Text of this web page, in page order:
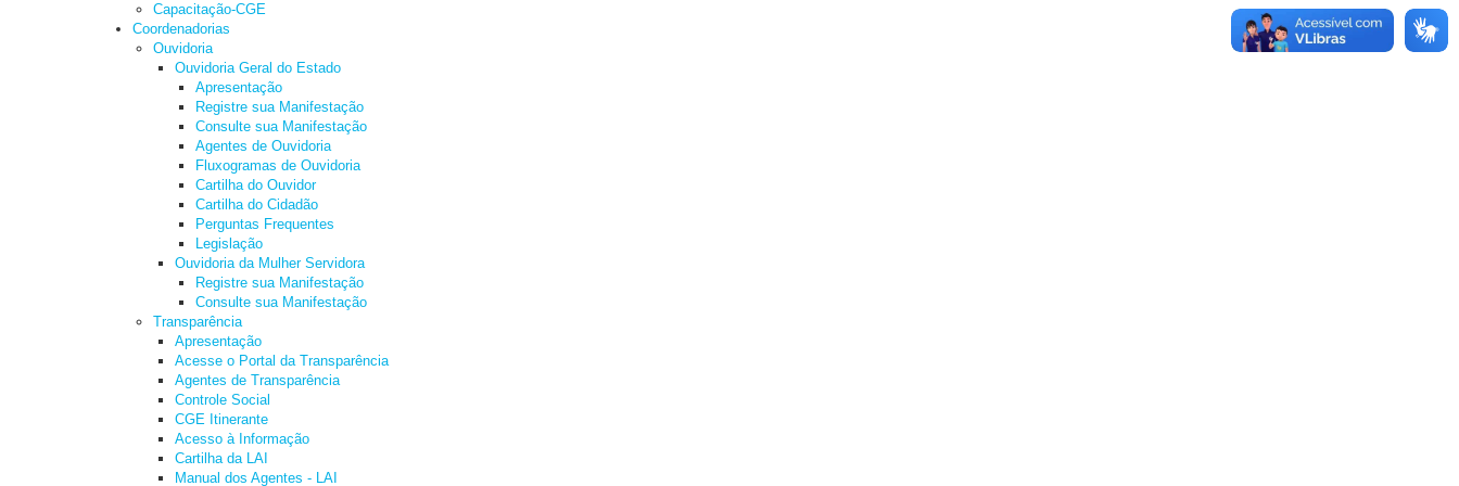
Capacitação-CGE
Coordenadorias
Ouvidoria
Ouvidoria Geral do Estado
Apresentação
Registre sua Manifestação
Consulte sua Manifestação
Agentes de Ouvidoria
Fluxogramas de Ouvidoria
Cartilha do Ouvidor
Cartilha do Cidadão
Perguntas Frequentes
Legislação
Ouvidoria da Mulher Servidora
Registre sua Manifestação
Consulte sua Manifestação
Transparência
Apresentação
Acesse o Portal da Transparência
Agentes de Transparência
Controle Social
CGE Itinerante
Acesso à Informação
Cartilha da LAI
Manual dos Agentes - LAI